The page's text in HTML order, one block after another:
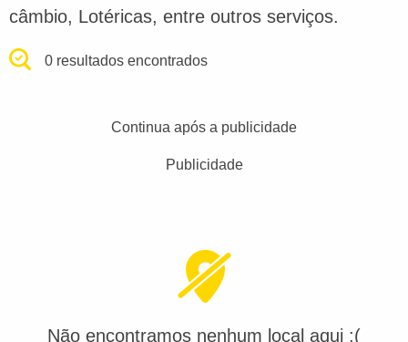
câmbio, Lotéricas, entre outros serviços.
0 resultados encontrados
Continua após a publicidade
Publicidade
Não encontramos nenhum local aqui :(